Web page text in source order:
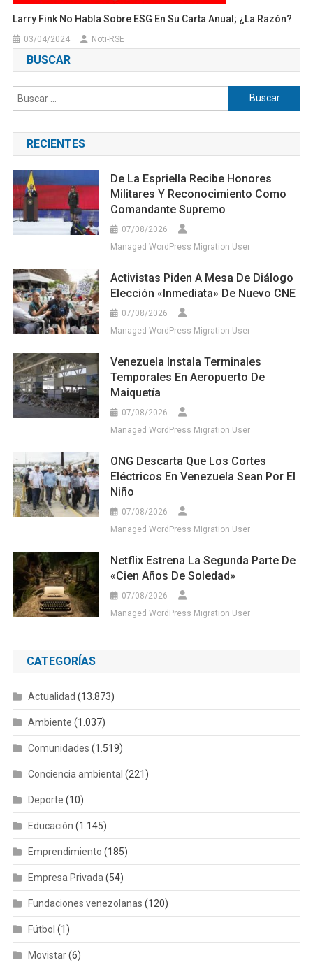
Larry Fink No Habla Sobre ESG En Su Carta Anual; ¿la Razón?
03/04/2024 Noti-RSE
BUSCAR
Buscar:
RECIENTES
De La Espriella Recibe Honores
Militares Y Reconocimiento Como
Comandante Supremo
07/08/2026
Managed WordPress Migration User
Activistas Piden A Mesa De Diálogo
Elección «inmediata» De Nuevo CNE
07/08/2026
Managed WordPress Migration User
Venezuela Instala Terminales
Temporales En Aeropuerto De
Maiquetía
07/08/2026
Managed WordPress Migration User
ONG Descarta Que Los Cortes
Eléctricos En Venezuela Sean Por El
Niño
07/08/2026
Managed WordPress Migration User
Netflix Estrena La Segunda Parte De
«Cien Años De Soledad»
07/08/2026
Managed WordPress Migration User
CATEGORÍAS
Actualidad (13.873)
Ambiente (1.037)
Comunidades (1.519)
Conciencia ambiental (221)
Deporte (10)
Educación (1.145)
Emprendimiento (185)
Empresa Privada (54)
Fundaciones venezolanas (120)
Fútbol (1)
Movistar(6)